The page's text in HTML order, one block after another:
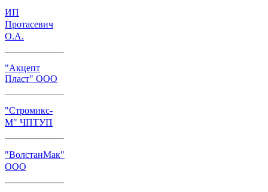
ИП
Протасевич
О.А.
"Акцепт
Пласт" ООО
"Стромикс-
М" ЧПТУП
"ВолстанМак"
ООО